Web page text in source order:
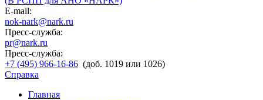
E-mail:
nok-nark@nark.ru
Пресс-служба:
pr@nark.ru
Пресс-служба:
+7 (495) 966-16-86 (доб. 1019 или 1026)
Справка
Главная